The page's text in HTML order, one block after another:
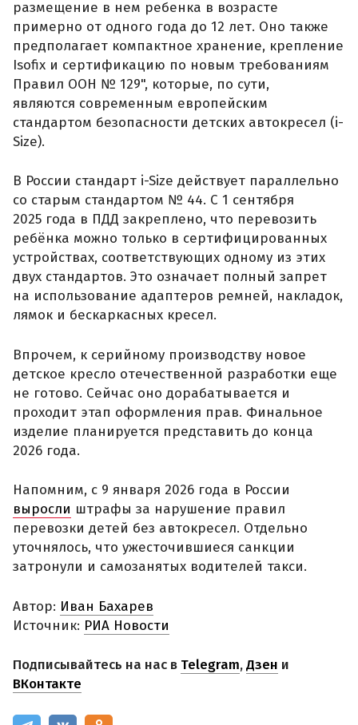
размещение в нем ребенка в возрасте
примерно от одного года до 12 лет. Оно также
предполагает компактное хранение, крепление
Isofix и сертификацию по новым требованиям
Правил ООН № 129", которые, по сути,
являются современным европейским
стандартом безопасности детских автокресел (i-
Size).
В России стандарт i-Size действует параллельно
со старым стандартом № 44. С 1 сентября
2025 года в ПДД закреплено, что перевозить
ребёнка можно только в сертифицированных
устройствах, соответствующих одному из этих
двух стандартов. Это означает полный запрет
на использование адаптеров ремней, накладок,
лямок и бескаркасных кресел.
Впрочем, к серийному производству новое
детское кресло отечественной разработки еще
не готово. Сейчас оно дорабатывается и
проходит этап оформления прав. Финальное
изделие планируется представить до конца
2026 года.
Напомним, с 9 января 2026 года в России
выросли штрафы за нарушение правил
перевозки детей без автокресел. Отдельно
уточнялось, что ужесточившиеся санкции
затронули и самозанятых водителей такси.
Автор: Иван Бахарев
Источник: РИА Новости
Подписывайтесь на нас в Telegram,Дзен и
ВКонтакте